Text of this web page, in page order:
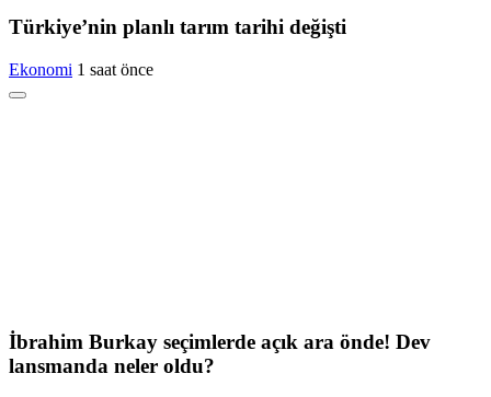
Türkiye’nin planlı tarım tarihi değişti
Ekonomi 1 saat önce
İbrahim Burkay seçimlerde açık ara önde! Dev
lansmanda neler oldu?